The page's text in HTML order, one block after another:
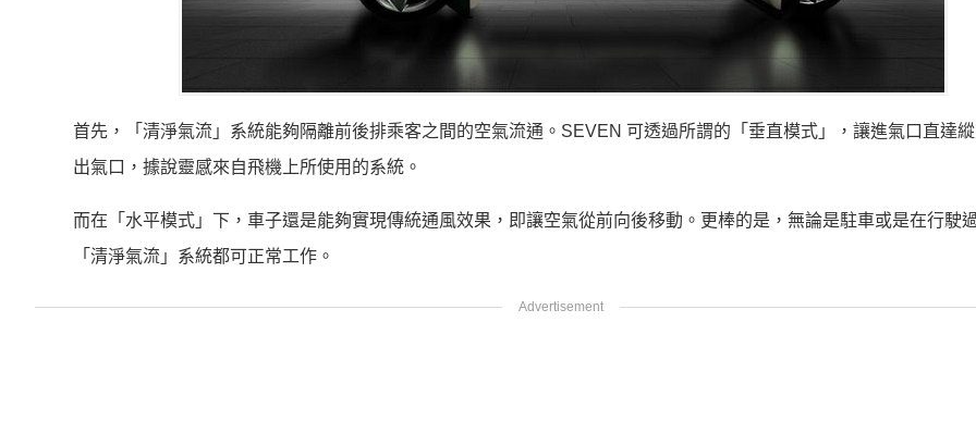
首先，「清淨氣流」系統能夠隔離前後排乘客之間的空氣流通。SEVEN 可透過所謂的「垂直模式」，讓進氣口直達
出氣口，據說靈感來自飛機上所使用的系統。
而在「水平模式」下，車子還是能夠實現傳統通風效果，即讓空氣從前向後移動。更棒的是，無論是駐車或是在行駛
「清淨氣流」系統都可正常工作。